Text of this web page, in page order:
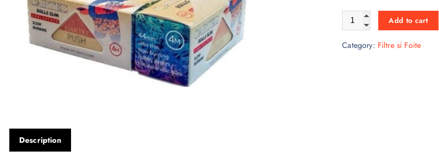
Foite rulat tutun in rola
Add to cart
Category: Filtre si Foite
Description